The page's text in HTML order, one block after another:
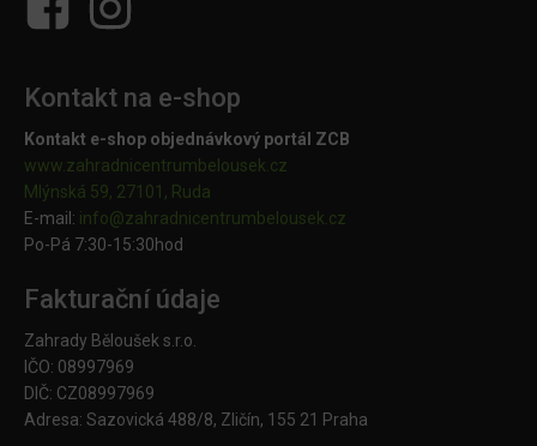
Kontakt na e-shop
Kontakt e-shop objednávkový portál ZCB
www.zahradnicentrumbelousek.cz
Mlýnská 59, 27101, Ruda
E-mail: info@zahradnicentrumbelousek.cz
Po-Pá 7:30-15:30hod
Fakturační údaje
Zahrady Běloušek s.r.o.
IČO: 08997969
DIČ: CZ08997969
Adresa: Sazovická 488/8, Zličín, 155 21 Praha